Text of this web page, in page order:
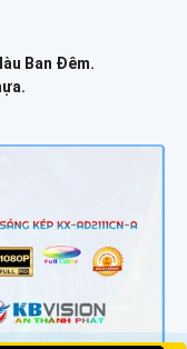
Ban Ðêm.